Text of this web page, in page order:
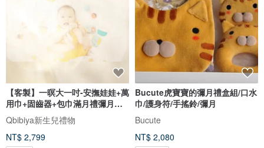
【客製】一暝大一吋-安撫娃娃+萬
用巾+固齒器+包巾滿月禮彌月禮
盒
Qbibiya新生兒禮物
NT$ 2,799
Bucute虎寶寶的彌月禮盒組/口水
巾/護身符/手搖鈴/彌月
Bucute
NT$ 2,080